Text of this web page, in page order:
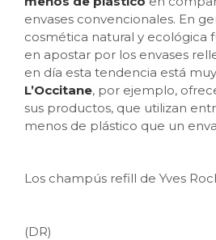
envases convencionales. En
cosmética natural y ecológica
en apostar por los envases
en día esta tendencia está
L’Occitane, por ejemplo,
sus productos, que utilizan
menos de plástico que un
Los champús refill de Yves
(DR)